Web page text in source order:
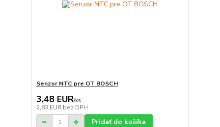
Senzor NTC pre OT BOSCH
3,48 EUR/ks
2,83 EUR bez DPH
Pridať do košíka